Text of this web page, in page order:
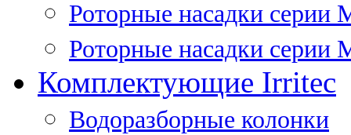
Роторные насадки серии
Роторные насадки серии
Комплектующие Irritec
Водоразборные колонки